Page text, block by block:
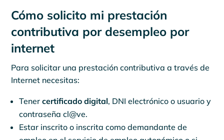
Cómo solicito mi prestación
contributiva por desempleo por
internet
Para solicitar una prestación contributiva a través de
Internet necesitas:
Tenercertificado digital, DNI electrónico o usuario y
contraseña cl@ve.
Estar inscrito o inscrita como demandante de